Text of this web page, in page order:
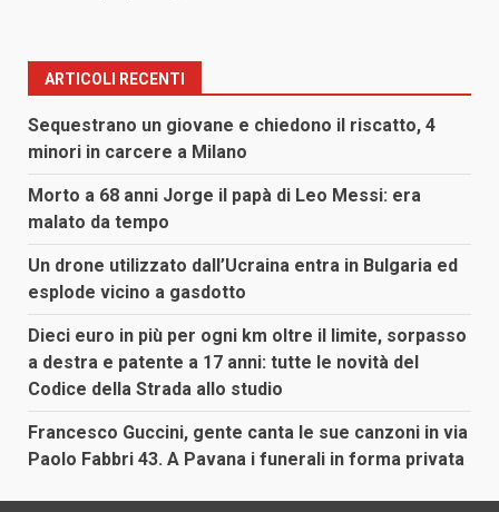
ARTICOLI RECENTI
Sequestrano un giovane e chiedono il riscatto, 4
minori in carcere a Milano
Morto a 68 anni Jorge il papà di Leo Messi: era
malato da tempo
Un drone utilizzato dall’Ucraina entra in Bulgaria ed
esplode vicino a gasdotto
Dieci euro in più per ogni km oltre il limite, sorpasso
a destra e patente a 17 anni: tutte le novità del
Codice della Strada allo studio
Francesco Guccini, gente canta le sue canzoni in via
Paolo Fabbri 43. A Pavana i funerali in forma privata